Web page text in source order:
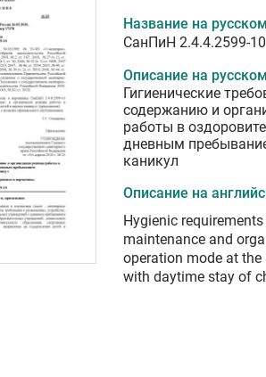
Название на
СанПиН 2.4.4.2599-10
Описание на
Гигиенические
содержанию и
работы в
дневным
каникул
Описание на
Hygienic
maintenance and
operation mode at
with daytime stay of